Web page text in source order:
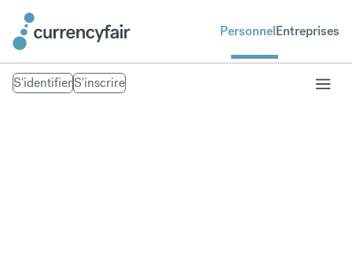
PersonnelEntreprises
S'identifierS'inscrire